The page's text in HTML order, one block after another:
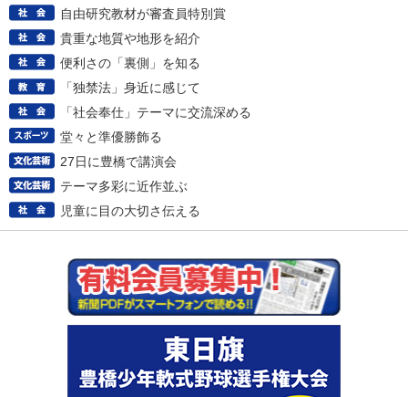
自由研究教材が審査員特別賞
貴重な地質や地形を紹介
便利さの「裏側」を知る
「独禁法」身近に感じて
「社会奉仕」テーマに交流深める
堂々と準優勝飾る
27日に豊橋で講演会
テーマ多彩に近作並ぶ
児童に目の大切さ伝える